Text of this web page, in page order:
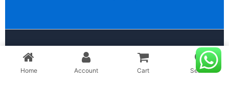
Copyright © 2026 : PROCHER BD
Home Account Cart Search